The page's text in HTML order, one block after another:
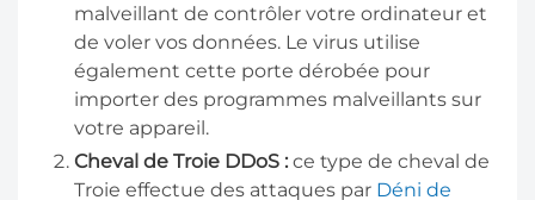
malveillant de contrôler votre ordinateur et
de voler vos données. Le virus utilise
également cette porte dérobée pour
importer des programmes malveillants sur
votre appareil.
Cheval de Troie DDoS : ce type de cheval de
Troie effectue des attaques par Déni de